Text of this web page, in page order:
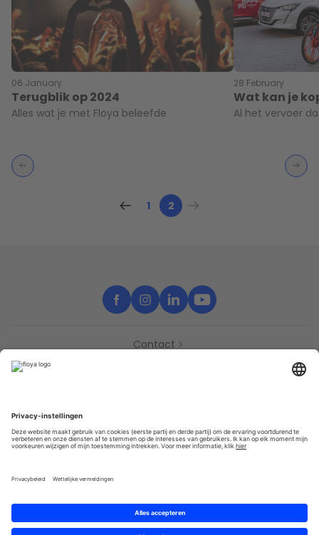
06 January
Terugblik op 2024
Alles wat je met Floya beleefde
28 February
Wat kan je
Al het vervoer
1 2
Contact
Partners
Privacy Algemene gebruik­svoor­waarden